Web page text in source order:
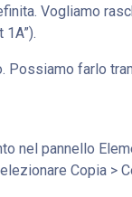
Vogliamo
Possiamo farlo
nel pannello
Copia >